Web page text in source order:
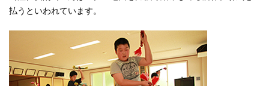
払うといわれています。